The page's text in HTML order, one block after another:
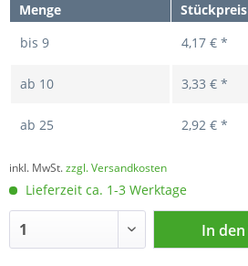
Menge
Stückpreis
bis 9 4,17 € *
ab 10 3,33 € *
ab 25 2,92 € *
inkl. MwSt.zzgl. Versandkosten
Lieferzeit ca. 1-3 Werktage
In den